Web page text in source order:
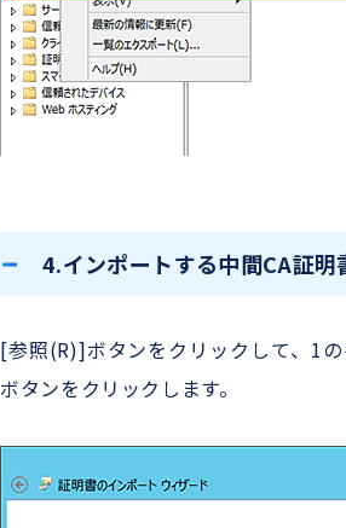
4.インポートする中間CA証明
[参照(R)]ボタンをクリックして、1
ボタンをクリックします。